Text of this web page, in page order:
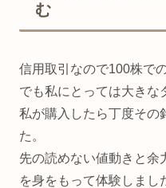
む
信用取引なので100株で
でも私にとっては大きな
私が購入したら丁度その
た。
先の読めない値動きと余
を身をもって体験しまし